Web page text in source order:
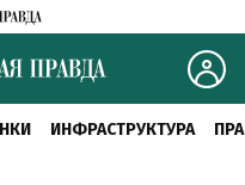
ИНФРАСТРУКТУРА